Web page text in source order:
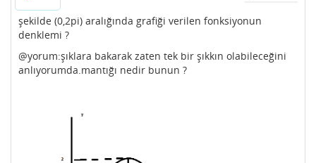
şekilde (0,2pi) aralığında grafiği verilen fonksiyonun
denklemi ?
@yorum:şıklara bakarak zaten tek bir şıkkın olabileceğini
anlıyorumda.mantığı nedir bunun ?